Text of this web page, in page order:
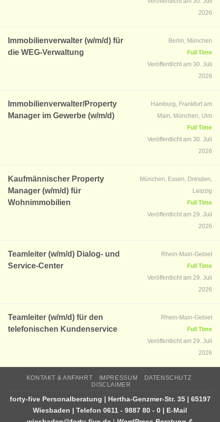
2026
Immobilienverwalter (w/m/d) für
die WEG-Verwaltung
Berlin, München
Full Time
Veröffentlicht am 30. Juli
2026
Immobilienverwalter/Property
Manager im Gewerbe (w/m/d)
Hamburg, Frankfurt am
Main, München, Ulm
Full Time
Veröffentlicht am 30. Juli
2026
Kaufmännischer Property
Manager (w/m/d) für
Wohnimmobilien
München, Essen, Dresden,
Leipzig
Full Time
Veröffentlicht am 29. Juli
2026
Teamleiter (w/m/d) Dialog- und
Service-Center
Rhein-Main-Gebiet
Full Time
Veröffentlicht am 29. Juli
2026
Teamleiter (w/m/d) für den
telefonischen Kundenservice
Rhein-Main-Gebiet
Full Time
Veröffentlicht am 29. Juli
2026
KONTAKT & ANFAHRT IMPRESSUM
DATENSCHUTZ
DISCLAIMER
forty-five Personalberatung | Hertha-Genzmer-Str. 35 | 65197
Wiesbaden | Telefon 0611 - 9887 80 - 0 | E-Mail